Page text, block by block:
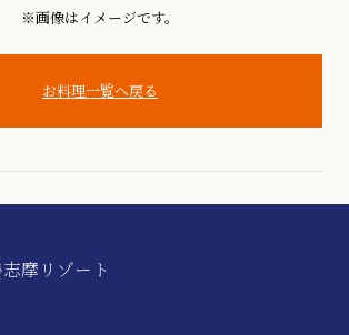
※画像はイメージです。
お料理一覧へ戻る
摩リゾート